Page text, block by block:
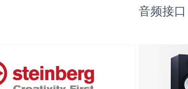
音频接口